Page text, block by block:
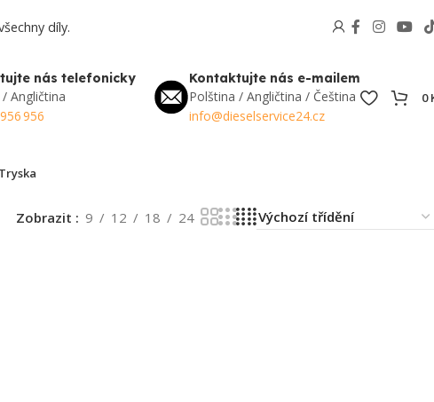
díly.
nás telefonicky
Angličtina
956
Kontaktujte nás e-mailem
Polština / Angličtina / Čeština
info@dieselservice24.cz
0
Zobrazit 9 12 18 24